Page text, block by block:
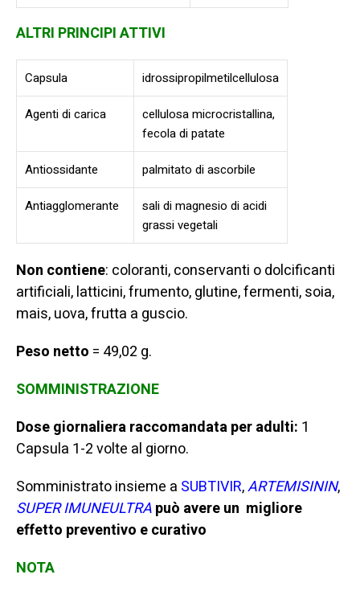
ALTRI PRINCIPI ATTIVI
Capsula idrossipropilmetilcellulosa
Agenti di carica
cellulosa microcristallina,
fecola di patate
Antiossidante palmitato di ascorbile
Antiagglomerante
sali di magnesio di acidi
grassi vegetali
Non contiene: coloranti, conservanti o dolcificanti
artificiali, latticini, frumento, glutine, fermenti, soia,
mais, uova, frutta a guscio.
Peso netto = 49,02 g.
SOMMINISTRAZIONE
Dose giornaliera raccomandata per adulti: 1
Capsula 1-2 volte al giorno.
Somministrato insieme a SUBTIVIR,ARTEMISININ,
SUPERIMUNEULTRApuò avere un migliore
effetto preventivo e curativo
NOTA